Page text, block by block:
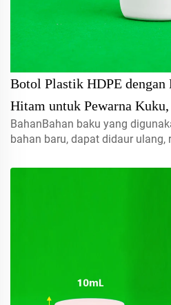
Botol Plastik HDPE
Hitam untuk Pewarna
Kuat untuk Penggunaan
BahanBahan baku yang
bahan baru, dapat didaur
15mlhubungi kami untuk